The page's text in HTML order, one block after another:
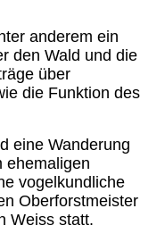
anderem ein
den Wald und die
über
die Funktion des
eine Wanderung
ehemaligen
vogelkundliche
Oberforstmeister
Weiss statt.